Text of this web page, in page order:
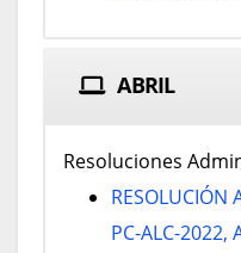
ABRIL
Resoluciones
RESOLUCIÓN
PC-ALC-2022,